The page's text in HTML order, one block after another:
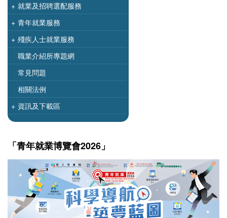
+ 就業及招聘選配服務
+ 青年就業服務
+ 殘疾人士就業服務
職業介紹所專題網
常見問題
相關法例
+ 資訊及下載區
「青年就業博覽會2026」